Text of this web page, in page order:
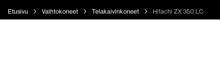
Etusivu Vaihtokoneet Telakaivinkoneet Hitachi ZX 350 LC-5